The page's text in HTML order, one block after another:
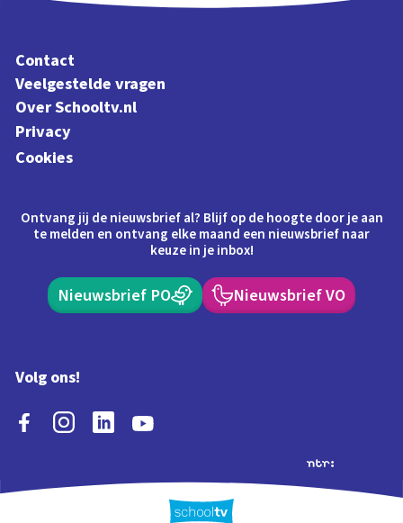
Contact
Veelgestelde vragen
Over Schooltv.nl
Privacy
Cookies
Ontvang jij de nieuwsbrief al? Blijf op de hoogte door je aan
te melden en ontvang elke maand een nieuwsbrief naar
keuze in je inbox!
Nieuwsbrief PO Nieuwsbrief VO
Volg ons!